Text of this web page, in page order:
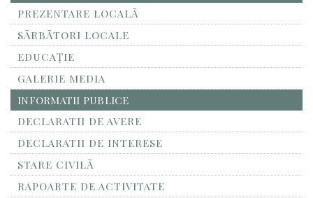
PREZENTARE LOCALĂ
SĂRBĂTORI LOCALE
EDUCAȚIE
GALERIE MEDIA
INFORMATII PUBLICE
DECLARATII DE AVERE
DECLARATII DE INTERESE
STARE CIVILĂ
RAPOARTE DE ACTIVITATE